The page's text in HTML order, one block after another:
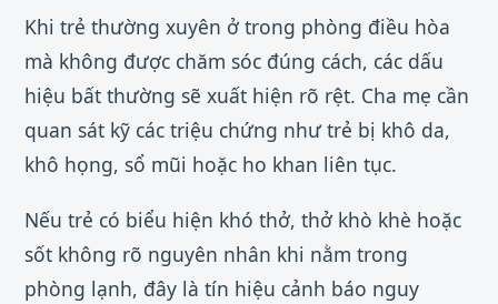
Khi trẻ thường xuyên ở trong phòng điều hòa
mà không được chăm sóc đúng cách, các dấu
hiệu bất thường sẽ xuất hiện rõ rệt. Cha mẹ cần
quan sát kỹ các triệu chứng như trẻ bị khô da,
khô họng, sổ mũi hoặc ho khan liên tục.
Nếu trẻ có biểu hiện khó thở, thở khò khè hoặc
sốt không rõ nguyên nhân khi nằm trong
phòng lạnh, đây là tín hiệu cảnh báo nguy